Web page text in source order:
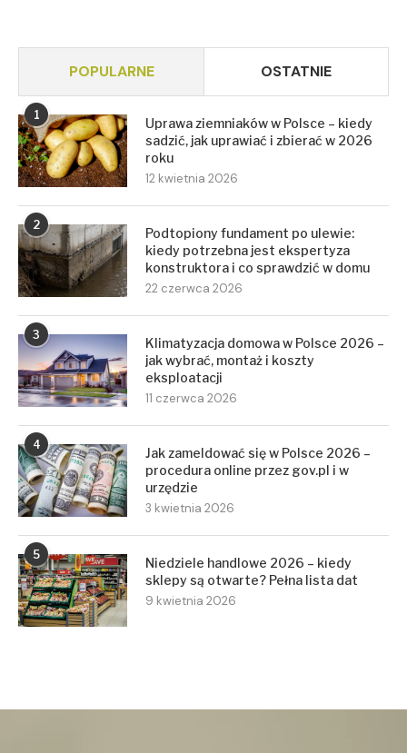
POPULARNE OSTATNIE
1
Uprawa ziemniaków w Polsce – kiedy
sadzić, jak uprawiać i zbierać w 2026
roku
12 kwietnia 2026
2
Podtopiony fundament po ulewie:
kiedy potrzebna jest ekspertyza
konstruktora i co sprawdzić w domu
22 czerwca 2026
3
Klimatyzacja domowa w Polsce 2026 –
jak wybrać, montaż i koszty
eksploatacji
11 czerwca 2026
4
Jak zameldować się w Polsce 2026 –
procedura online przez gov.pl i w
urzędzie
3 kwietnia 2026
5
Niedziele handlowe 2026 – kiedy
sklepy są otwarte? Pełna lista dat
9 kwietnia 2026